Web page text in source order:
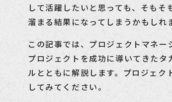
して活躍したいと思っても、そも
溜まる結果になってしまうかもしれ
この記事では、プロジェクトマネ
プロジェクトを成功に導いてきた
ルとともに解説します。プロジェ
してみてください。